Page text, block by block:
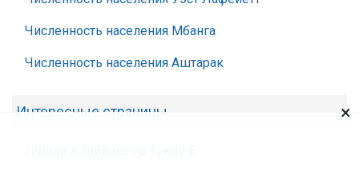
Численность населения Мбанга
Численность населения Аштарак
Интересные страницы ×